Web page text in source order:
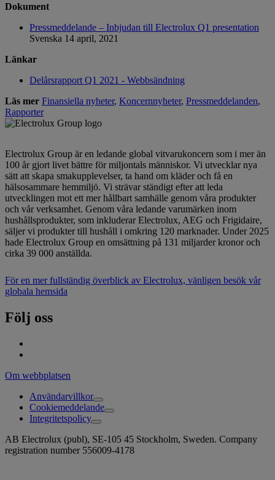
Dokument
Pressmeddelande – Inbjudan till Electrolux Q1 presentation
Svenska 14 april, 2021
Länkar
Delårsrapport Q1 2021 - Webbsändning
Läs mer Finansiella nyheter, Koncernnyheter, Pressmeddelanden,
Rapporter
Electrolux Group är en ledande global vitvarukoncern som i mer än
100 år gjort livet bättre för miljontals människor. Vi utvecklar nya
sätt att skapa smakupplevelser, ta hand om kläder och få en
hälsosammare hemmiljö. Vi strävar ständigt efter att leda
utvecklingen mot ett mer hållbart samhälle genom våra produkter
och vår verksamhet. Genom våra ledande varumärken inom
hushållsprodukter, som inkluderar Electrolux, AEG och Frigidaire,
säljer vi produkter till hushåll i omkring 120 marknader. Under 2025
hade Electrolux Group en omsättning på 131 miljarder kronor och
cirka 39 000 anställda.
För en mer fullständig överblick av Electrolux, vänligen besök vår
globala hemsida
Följ oss
Om webbplatsen
Användarvillkor
Cookiemeddelande
Integritetspolicy
AB Electrolux (publ), SE-105 45 Stockholm, Sweden. Company
registration number 556009-4178